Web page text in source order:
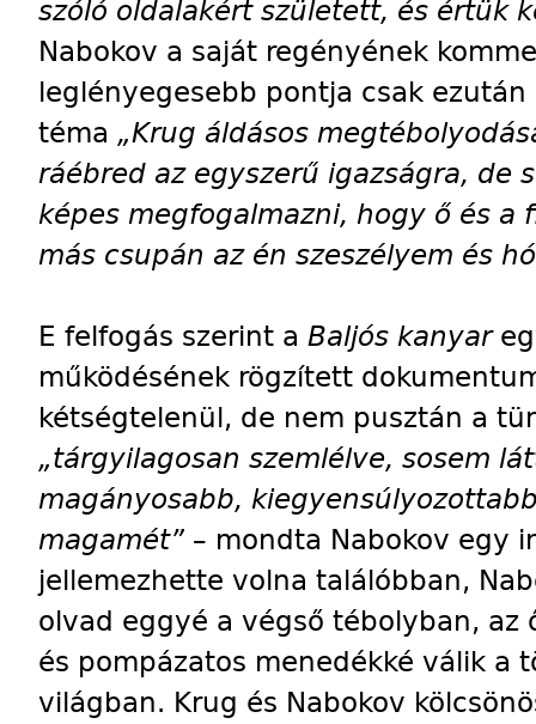
szóló oldalakért született, és értük
Nabokov a saját regényének
leglényegesebb pontja csak
téma „Krug áldásos
ráébred az egyszerű igazságra, de
képes megfogalmazni, hogy ő és a
más csupán az én szeszélyem és
E felfogás szerint a Baljós kanyar
működésének rögzített
kétségtelenül, de nem pusztán a
„tárgyilagosan szemlélve, sosem
magányosabb,
magamét” – mondta Nabokov egy
jellemezhette volna találóbban,
olvad eggyé a végső tébolyban, az
és pompázatos menedékké válik a
világban. Krug és Nabokov